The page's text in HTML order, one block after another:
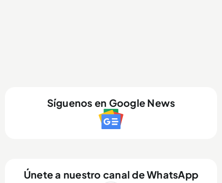
Síguenos en Google News
Únete a nuestro canal de WhatsApp